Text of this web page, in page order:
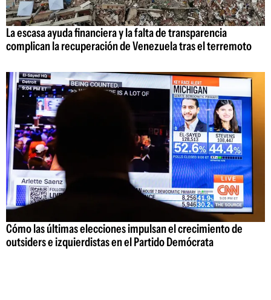
La escasa ayuda financiera y la falta de transparencia
complican la recuperación de Venezuela tras el terremoto
Cómo las últimas elecciones impulsan el crecimiento de
outsiders e izquierdistas en el Partido Demócrata